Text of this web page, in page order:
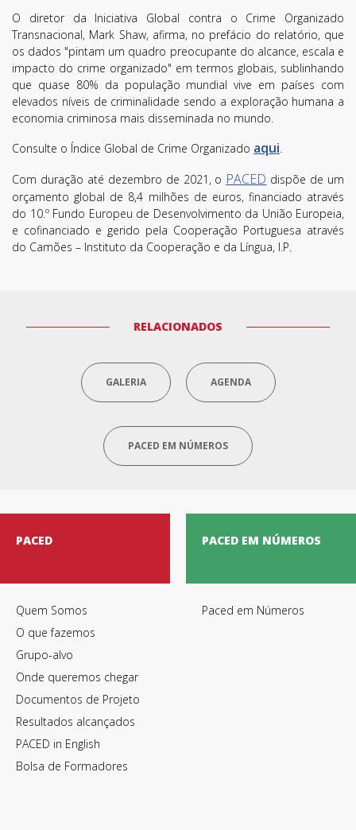
O diretor da Iniciativa Global contra o Crime Organizado
Transnacional, Mark Shaw, afirma, no prefácio do relatório, que
os dados "pintam um quadro preocupante do alcance, escala e
impacto do crime organizado" em termos globais, sublinhando
que quase 80% da população mundial vive em países com
elevados níveis de criminalidade sendo a exploração humana a
economia criminosa mais disseminada no mundo.
Consulte o Índice Global de Crime Organizado aqui
Com duração até dezembro de 2021, o PACED dispõe de um
orçamento global de 8,4 milhões de euros, financiado através
do 10.º Fundo Europeu de Desenvolvimento da União Europeia,
e cofinanciado e gerido pela Cooperação Portuguesa através
do Camões – Instituto da Cooperação e da Língua, I.P.
RELACIONADOS
GALERIA AGENDA
PACED EM NÚMEROS
PACED
Quem Somos
O que fazemos
Grupo-alvo
Onde queremos chegar
Documentos de Projeto
Resultados alcançados
PACED in English
Bolsa de Formadores
PACED EM NÚMEROS
Paced em Números